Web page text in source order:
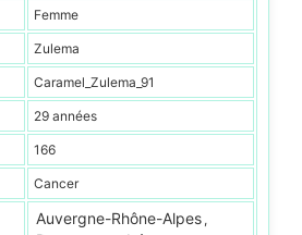
Femme
Zulema
Caramel_Zulema_91
29 années
166
Cancer
Auvergne-Rhône-Alpes ,